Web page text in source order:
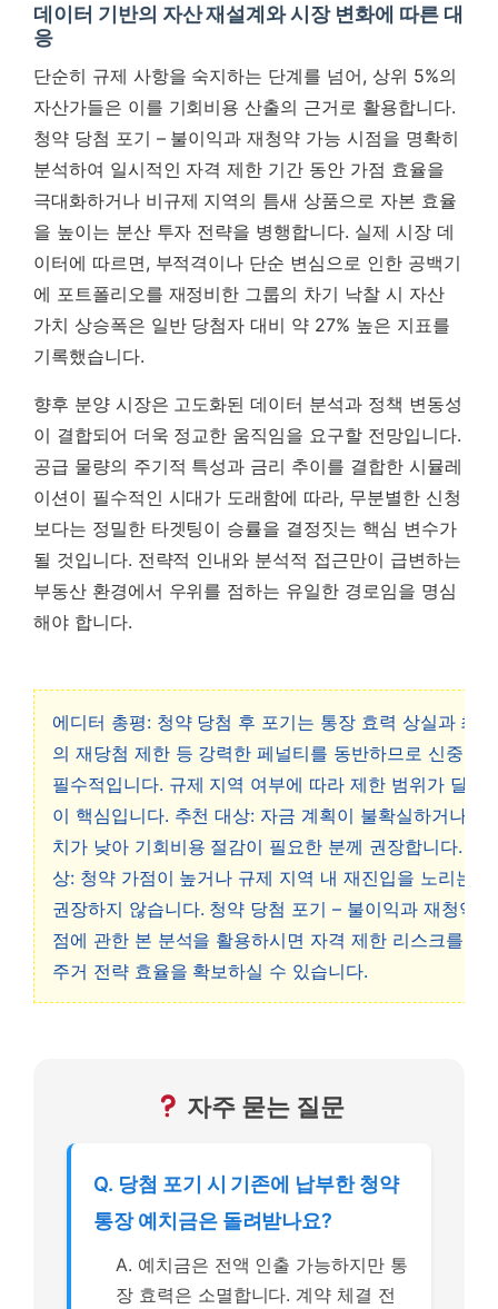
데이터 기반의 자산 재설계와 시장 변화에 따른 대
응
단순히 규제 사항을 숙지하는 단계를 넘어, 상위 5%의
자산가들은 이를 기회비용 산출의 근거로 활용합니다.
청약 당첨 포기 – 불이익과 재청약 가능 시점을 명확히
분석하여 일시적인 자격 제한 기간 동안 가점 효율을
극대화하거나 비규제 지역의 틈새 상품으로 자본 효율
을 높이는 분산 투자 전략을 병행합니다. 실제 시장 데
이터에 따르면, 부적격이나 단순 변심으로 인한 공백기
에 포트폴리오를 재정비한 그룹의 차기 낙찰 시 자산
가치 상승폭은 일반 당첨자 대비 약 27% 높은 지표를
기록했습니다.
향후 분양 시장은 고도화된 데이터 분석과 정책 변동성
이 결합되어 더욱 정교한 움직임을 요구할 전망입니다.
공급 물량의 주기적 특성과 금리 추이를 결합한 시뮬레
이션이 필수적인 시대가 도래함에 따라, 무분별한 신청
보다는 정밀한 타겟팅이 승률을 결정짓는 핵심 변수가
될 것입니다. 전략적 인내와 분석적 접근만이 급변하는
부동산 환경에서 우위를 점하는 유일한 경로임을 명심
해야 합니다.
에디터 총평: 청약 당첨 후 포기는 통장 효력 상실과 최
의 재당첨 제한 등 강력한 페널티를 동반하므로 신중한
필수적입니다. 규제 지역 여부에 따라 제한 범위가 달라
이 핵심입니다. 추천 대상: 자금 계획이 불확실하거나 미
치가 낮아 기회비용 절감이 필요한 분께 권장합니다. 비
상: 청약 가점이 높거나 규제 지역 내 재진입을 노리는
권장하지 않습니다. 청약 당첨 포기 – 불이익과 재청약
점에 관한 본 분석을 활용하시면 자격 제한 리스크를 방
주거 전략 효율을 확보하실 수 있습니다.
자주 묻는 질문
Q. 당첨 포기 시 기존에 납부한 청약
통장 예치금은 돌려받나요?
A. 예치금은 전액 인출 가능하지만 통
장 효력은 소멸합니다. 계약 체결 전